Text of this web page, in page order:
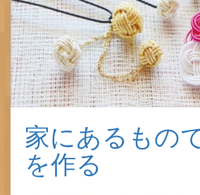
家にあるもの
を作る